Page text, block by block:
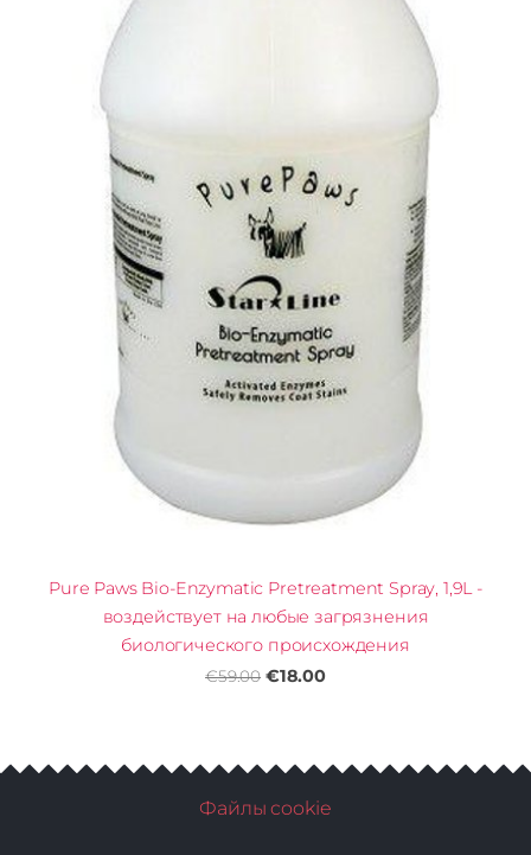
Pure Paws Bio-Enzymatic Pretreatment Spray, 1,9L -
воздействует на любые загрязнения
биологического происхождения
€59.00 €18.00
Файлы cookie